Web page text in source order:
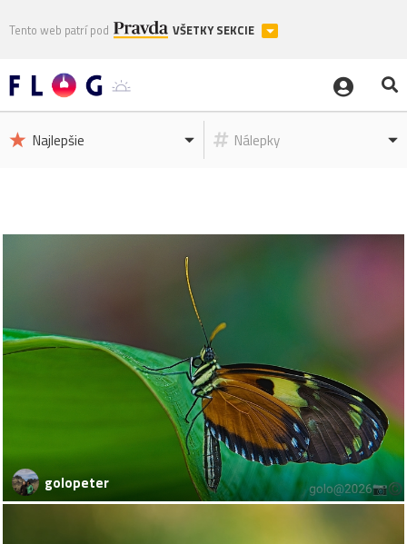
Tento web patrí pod VŠETKY SEKCIE
Najlepšie Nálepky
golopeter